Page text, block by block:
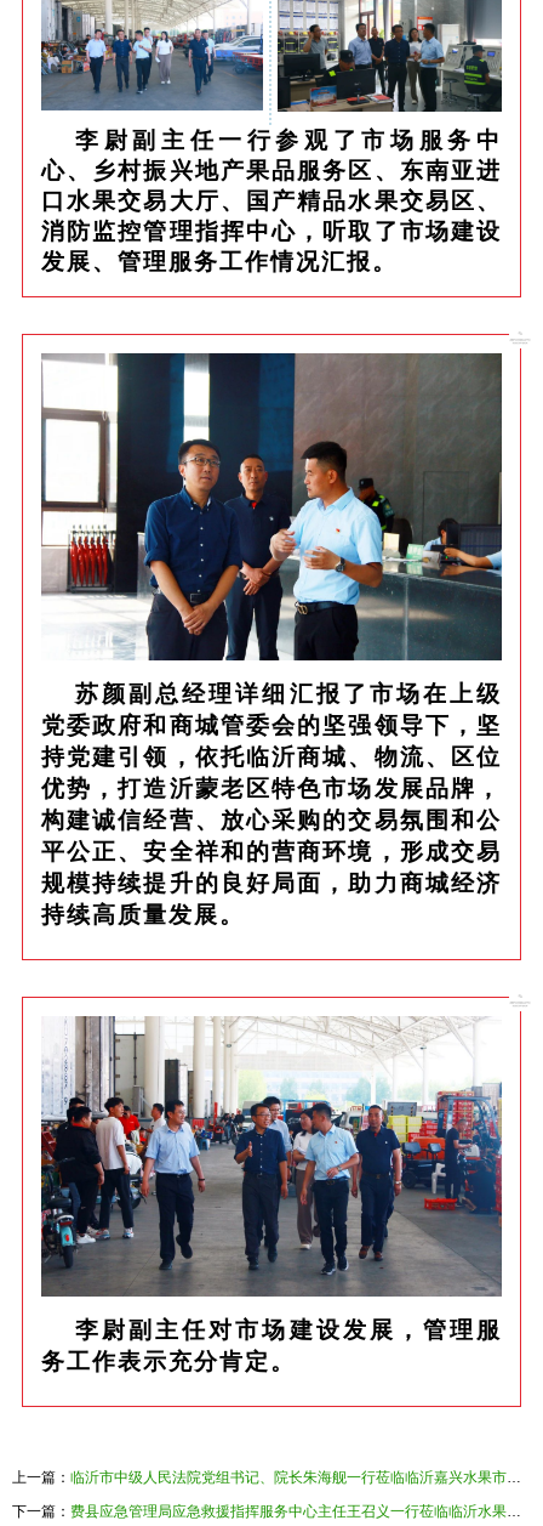
李尉副主任一行参观了市场服务中
心、乡村振兴地产果品服务区、东南亚进
口水果交易大厅、国产精品水果交易区、
消防监控管理指挥中心，听取了市场建设
发展、管理服务工作情况汇报。
苏颜副总经理详细汇报了市场在上级
党委政府和商城管委会的坚强领导下，坚
持党建引领，依托临沂商城、物流、区位
优势，打造沂蒙老区特色市场发展品牌，
构建诚信经营、放心采购的交易氛围和公
平公正、安全祥和的营商环境，形成交易
规模持续提升的良好局面，助力商城经济
持续高质量发展。
李尉副主任对市场建设发展，管理服
务工作表示充分肯定。
上一篇： 临沂市中级人民法院党组书记、院长朱海舰一行莅临临沂嘉兴水果市场调研指导诉调对接工作
下一篇： 费县应急管理局应急救援指挥服务中心主任王召义一行莅临临沂水果市场参观调研